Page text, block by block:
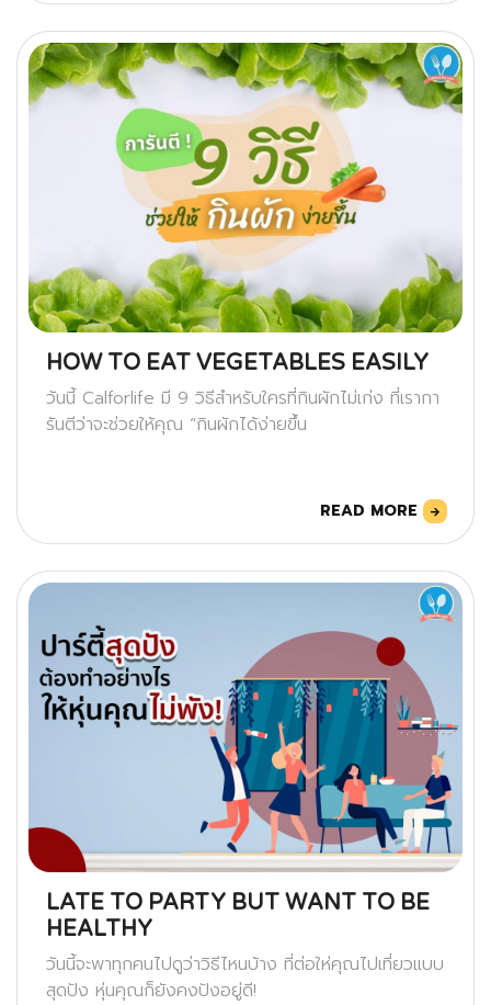
HOW TO EAT VEGETABLES EASILY
วันนี้ Calforlife มี 9 วิธีสำหรับใครที่กินผักไม่เก่ง ที่เรากา
รันตีว่าจะช่วยให้คุณ “กินผักได้ง่ายขึ้น
READ MORE
LATE TO PARTY BUT WANT TO BE
HEALTHY
วันนี้จะพาทุกคนไปดูว่าวิธีไหนบ้าง ที่ต่อให่คุณไปเที่ยวแบบ
สุดปัง หุ่นคุณก็ยังคงปังอยู่ดี!